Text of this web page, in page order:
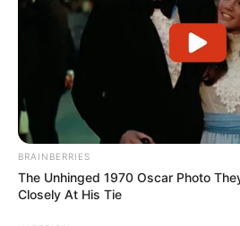
BRAINBERRIES
The Unhinged 1970 Oscar Photo
Closely At His Tie